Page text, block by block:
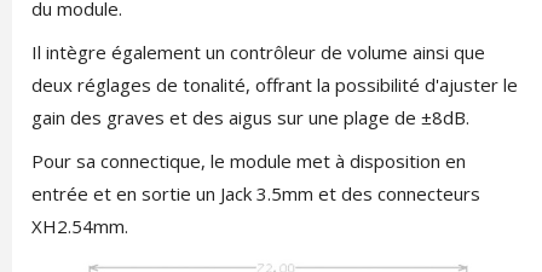
du module.
Il intègre également un contrôleur de volume ainsi que
deux réglages de tonalité, offrant la possibilité d'ajuster le
gain des graves et des aigus sur une plage de ±8dB.
Pour sa connectique, le module met à disposition en
entrée et en sortie un Jack 3.5mm et des connecteurs
XH2.54mm.